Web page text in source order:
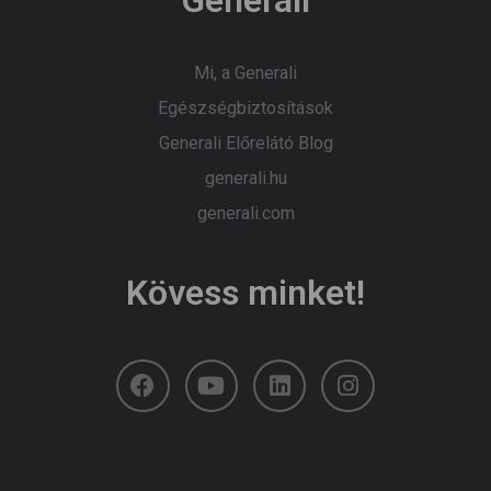
Mi, a Generali
Egészségbiztosítások
Generali Előrelátó Blog
generali.hu
generali.com
Kövess minket!